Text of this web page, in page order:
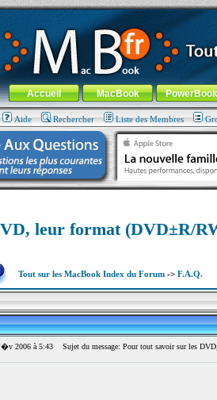
: 100% Apple... 100% nomade !
-Aller au menu général-Aller au
Menu général
Accueil MacBook PowerBook
Aide Rechercher Liste des Membres
leur format (DVD±R/
Tout sur les MacBook Index du Forum-> F.A.Q.
2006 à 5:43 Sujet du message: Pour tout savoir sur les